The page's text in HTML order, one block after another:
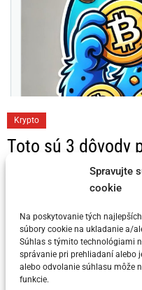
Spravujte
cookie
Na poskytovanie tých
súbory cookie na ukladanie a/
Súhlas s týmito technológiami
správanie pri prehliadaní alebo
alebo odvolanie súhlasu môže
funkcie.
a
Krypto
Toto sú 3 dôvody
KRYPTO
svoj vrchol v
Posted on5. júla 2024 by